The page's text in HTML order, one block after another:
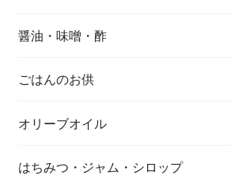
醤油・味噌・酢
ごはんのお供
オリーブオイル
はちみつ・ジャム・シロップ